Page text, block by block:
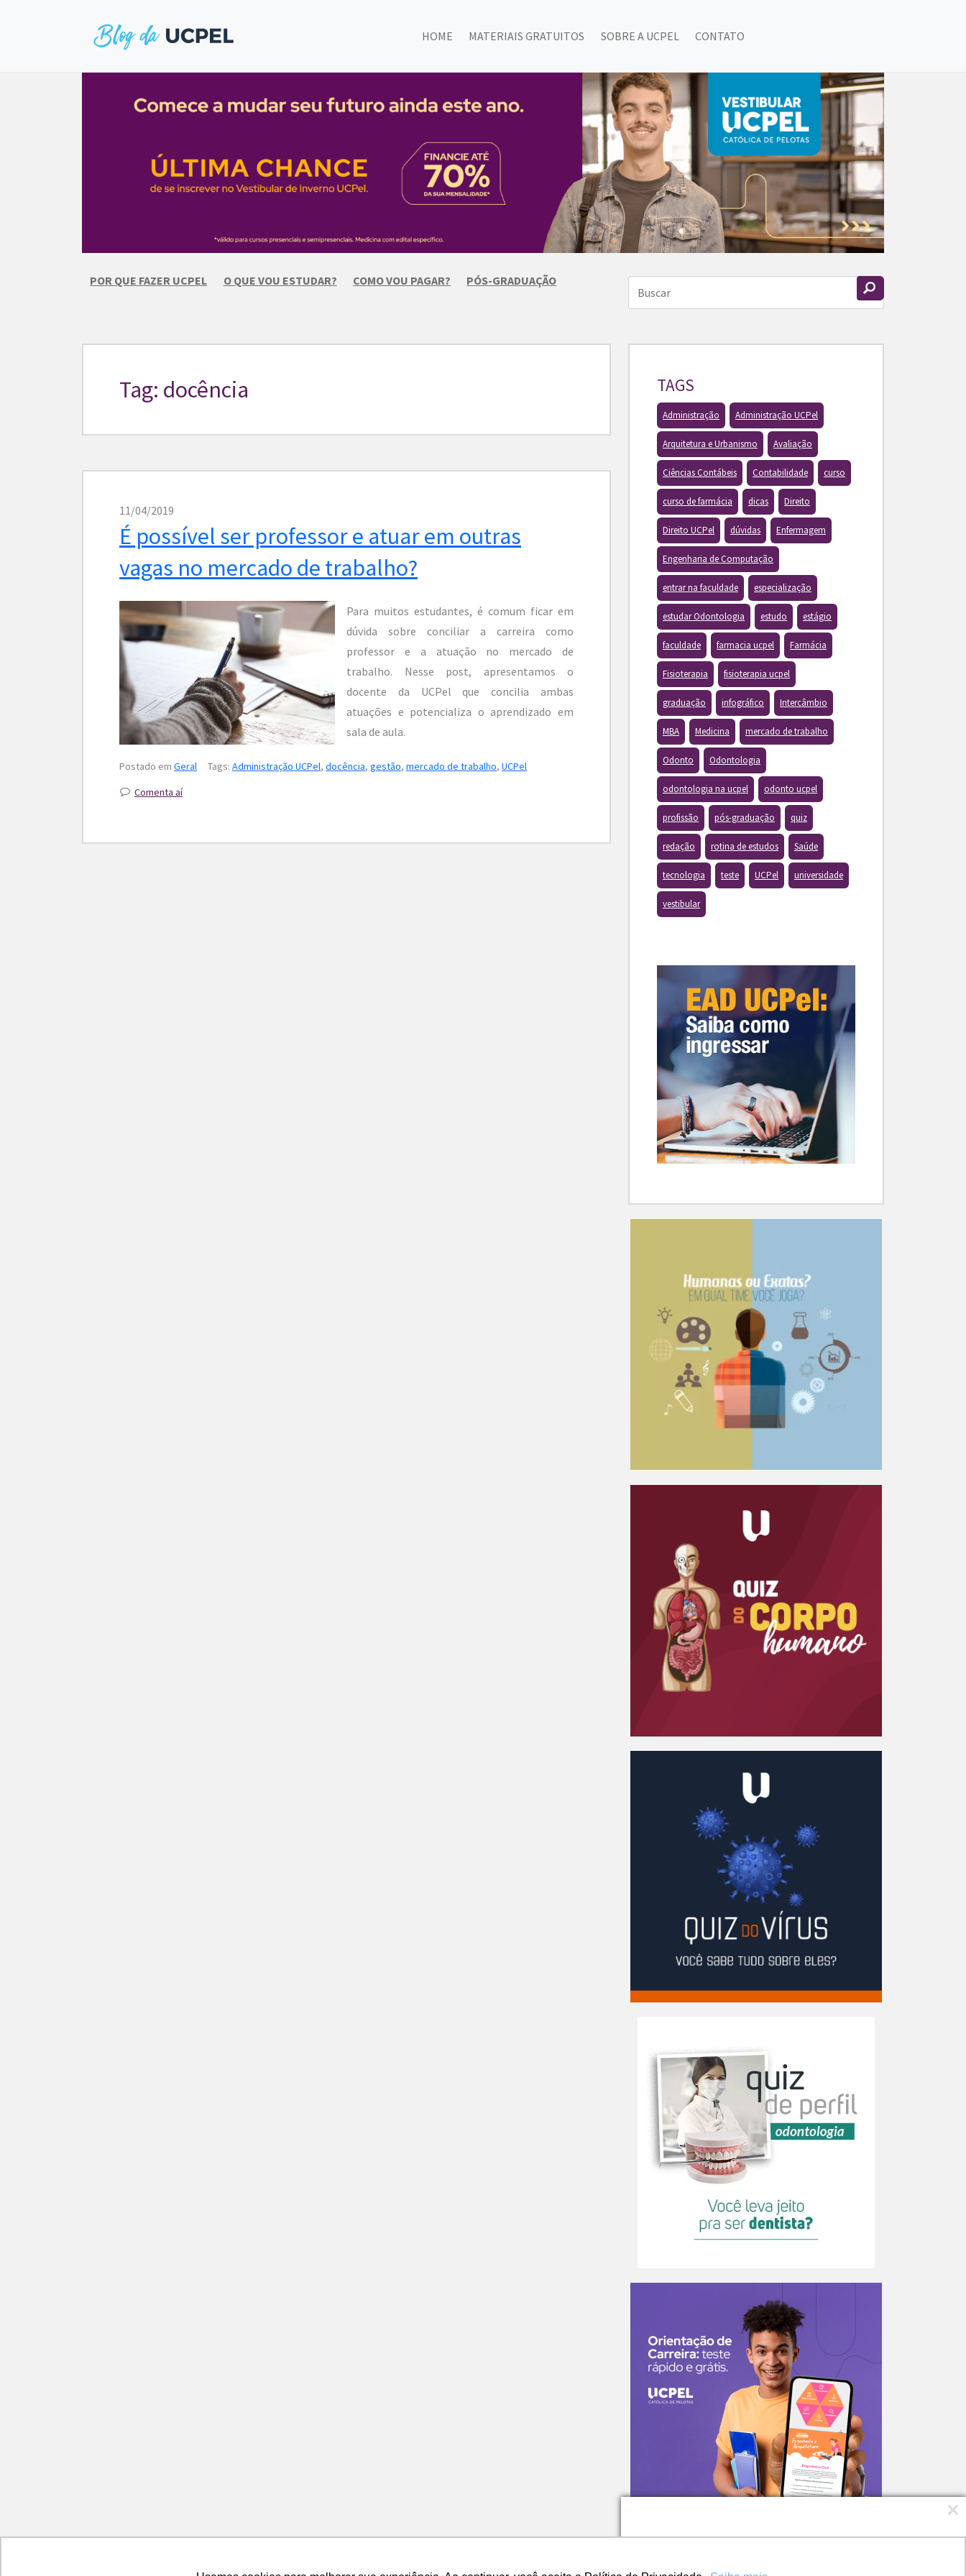
HOME MATERIAIS GRATUITOS SOBRE A UCPEL CONTATO
POR QUE FAZER UCPEL O QUE VOU ESTUDAR? COMO VOU PAGAR? PÓS-GRADUAÇÃO
Tag: docência
11/04/2019
É possível ser professor e atuar em outras
vagas no mercado de trabalho?
Para muitos estudantes, é comum ficar em
dúvida sobre conciliar a carreira como
professor e a atuação no mercado de
trabalho. Nesse post, apresentamos o
docente da UCPel que concilia ambas
atuações e potencializa o aprendizado em
sala de aula.
Postado em Geral Tags: Administração UCPel, docência, gestão, mercado de trabalho, UCPel
Comenta aí
TAGS
Administração Administração UCPel
Arquitetura e Urbanismo Avaliação
Ciências Contábeis Contabilidade curso
curso de farmácia dicas Direito
Direito UCPel dúvidas Enfermagem
Engenharia de Computação
entrar na faculdade especialização
estudar Odontologia estudo estágio
faculdade farmacia ucpel Farmácia
Fisioterapia fisioterapia ucpel
graduação infográfico Intercâmbio
MBA Medicina mercado de trabalho
Odonto Odontologia
odontologia na ucpel odonto ucpel
profissão pós-graduação quiz
redação rotina de estudos Saúde
tecnologia teste UCPel universidade
vestibular